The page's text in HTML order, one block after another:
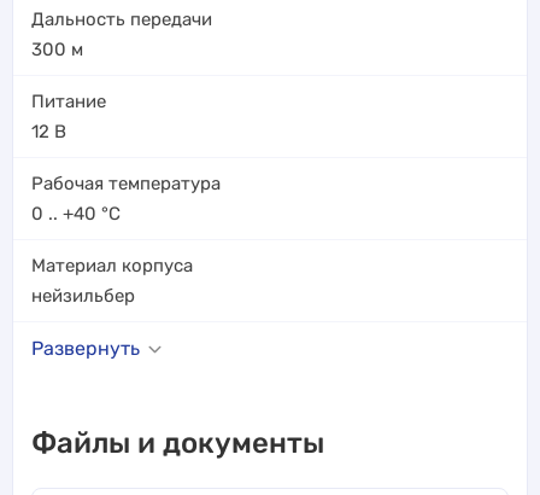
Дальность передачи
300 м
Питание
12 В
Рабочая температура
0 .. +40 °C
Материал корпуса
нейзильбер
Развернуть
Файлы и документы